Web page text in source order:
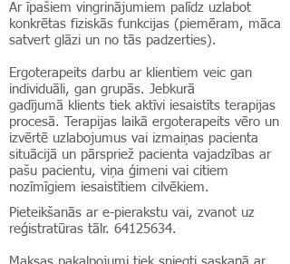
Ar īpašiem vingrinājumiem palīdz uzlabot
konkrētas fiziskās funkcijas (piemēram, māca
satvert glāzi un no tās padzerties).
Ergoterapeits darbu ar klientiem veic gan
individuāli, gan grupās. Jebkurā
gadījumā klients tiek aktīvi iesaistīts terapijas
procesā. Terapijas laikā ergoterapeits vēro un
izvērtē uzlabojumus vai izmaiņas pacienta
situācijā un pārspriež pacienta vajadzības ar
pašu pacientu, viņa ģimeni vai citiem
nozīmīgiem iesaistītiem cilvēkiem.
Pieteikšanās ar e-pierakstu vai, zvanot uz
reģistratūras tālr. 64125634.